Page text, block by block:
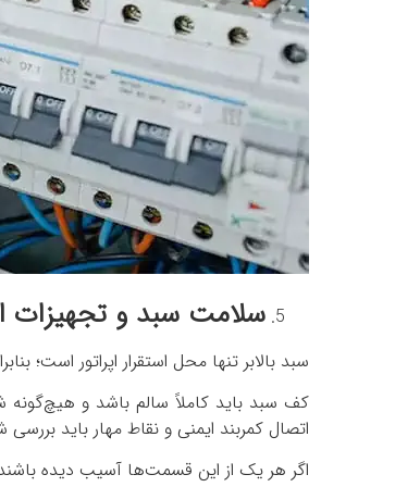
سلامت سبد و تجهیزات
سبد بالابر تنها محل استقرار اپراتور است؛
کف سبد باید کاملاً سالم باشد و
اتصال کمربند ایمنی و نقاط مهار باید بررسی
اگر هر یک از این قسمت‌ها آسیب دیده